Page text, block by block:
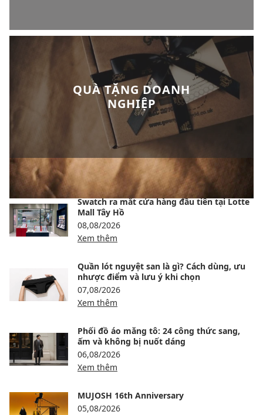
QUÀ TẶNG DOANH
NGHIỆP
BÀI VIẾT NỔI BẬT
Swatch ra mắt cửa hàng đầu tiên tại Lotte
Mall Tây Hồ
08,08/2026
Xem thêm
Quần lót nguyệt san là gì? Cách dùng, ưu
nhược điểm và lưu ý khi chọn
07,08/2026
Xem thêm
Phối đồ áo măng tô: 24 công thức sang,
ấm và không bị nuốt dáng
06,08/2026
Xem thêm
MUJOSH 16th Anniversary
05,08/2026